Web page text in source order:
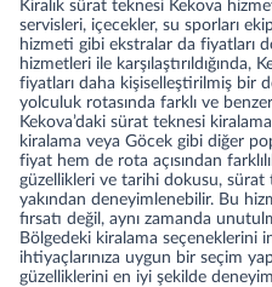
Kiralık sürat teknesi Kekova
servisleri, içecekler, su sporları
hizmeti gibi ekstralar da fiyatları
hizmetleri ile karşılaştırıldığında,
fiyatları daha kişiselleştirilmiş bir
yolculuk rotasında farklı ve
Kekova’daki sürat teknesi
kiralama veya Göcek gibi diğer
fiyat hem de rota açısından
güzellikleri ve tarihi dokusu, sürat
yakından deneyimlenebilir. Bu
fırsatı değil, aynı zamanda
Bölgedeki kiralama seçeneklerini
ihtiyaçlarınıza uygun bir seçim
güzelliklerini en iyi şekilde